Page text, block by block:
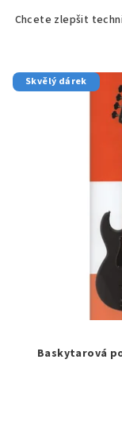
Chcete zlepšit
Skvělý dárek
Baskytarová